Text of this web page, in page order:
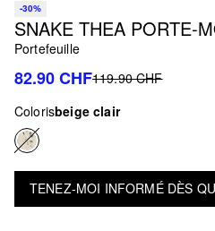
-30%
SNAKE THEA PORTE-
Portefeuille
82.90 CHF119.90 CHF
Colorisbeige clair
TENEZ-MOI INFORMÉ DÈS